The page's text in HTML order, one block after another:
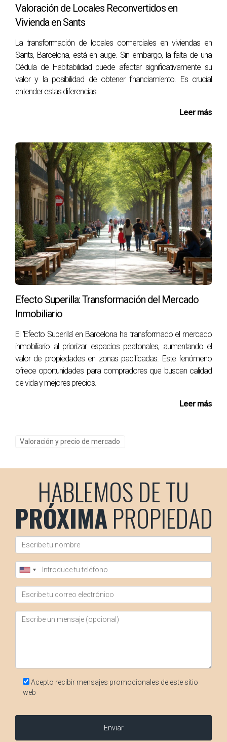
Ana eligió vender la nuda propiedad y pudo mantener su
apartamento mientras obtuvo liquidez suficiente para
disfrutar de viajes y actividades recreativas. El proceso fue
sencillo y transparente.
Piénsalo bien; tal vez sea hora de tomar
¿Qué pasa si decido mudarme después de
vender la nuda propiedad?
No hay problema; puedes hacerlo siempre que sea dentro
del marco legal establecido al momento de realizar la
venta.
¿Es posible recuperar la nuda propiedad
después de haberla vendido?
No, al vender la nuda propiedad se pierde ese derecho
definitivamente.
¿Qué ocurre si fallezco antes que mi usufructo
termine?
El usufructo se extinguirá al fallecer; los nuevos propietarios
podrán disponer del inmueble según lo acordado.
¿Cuánto tiempo dura el proceso para vender la
nuda propiedad?
propiedad?
tus necesidades.
LLÁMAME AHORA
Lidia Capdevila es una experta en el tema de nuda
propiedad en Barcelona. He trabajado con numerosos
clientes para ayudarles a encontrar soluciones efectivas
para sus necesidades financieras. Si quieres saber más
sobre cómo puedo ayudarte, no dudes en ponerte en
contacto conmigo al +34690627102.
Valoración de Locales Reconvertidos en
Vivienda en Sants
La transformación de locales comerciales en viviendas en
Sants, Barcelona, está en auge. Sin embargo, la falta de una
Cédula de Habitabilidad puede afectar significativamente su
valor y la posibilidad de obtener financiamiento. Es crucial
entender estas diferencias.
Leer más
Efecto Superilla: Transformación del Mercado
Inmobiliario
El 'Efecto Superilla' en Barcelona ha transformado el mercado
inmobiliario al priorizar espacios peatonales, aumentando el
valor de propiedades en zonas pacificadas. Este fenómeno
ofrece oportunidades para compradores que buscan calidad
de vida y mejores precios.
Leer más
Valoración y precio de mercado
HABLEMOS DE TU
PRÓXIMAPROPIEDAD
Acepto recibir mensajes promocionales de este sitio
web
Enviar